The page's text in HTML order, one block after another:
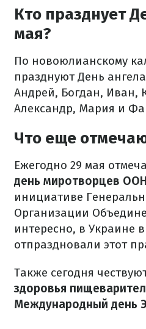
Кто празднует
мая?
По новоюлианскому
празднуют День ангела
Андрей, Богдан, Иван,
Александр, Мария и
Что еще
Ежегодно 29 мая
день миротворцев ООН
инициативе
Организации
интересно, в Украине
отпраздновали этот
Также сегодня
здоровья
Международный день